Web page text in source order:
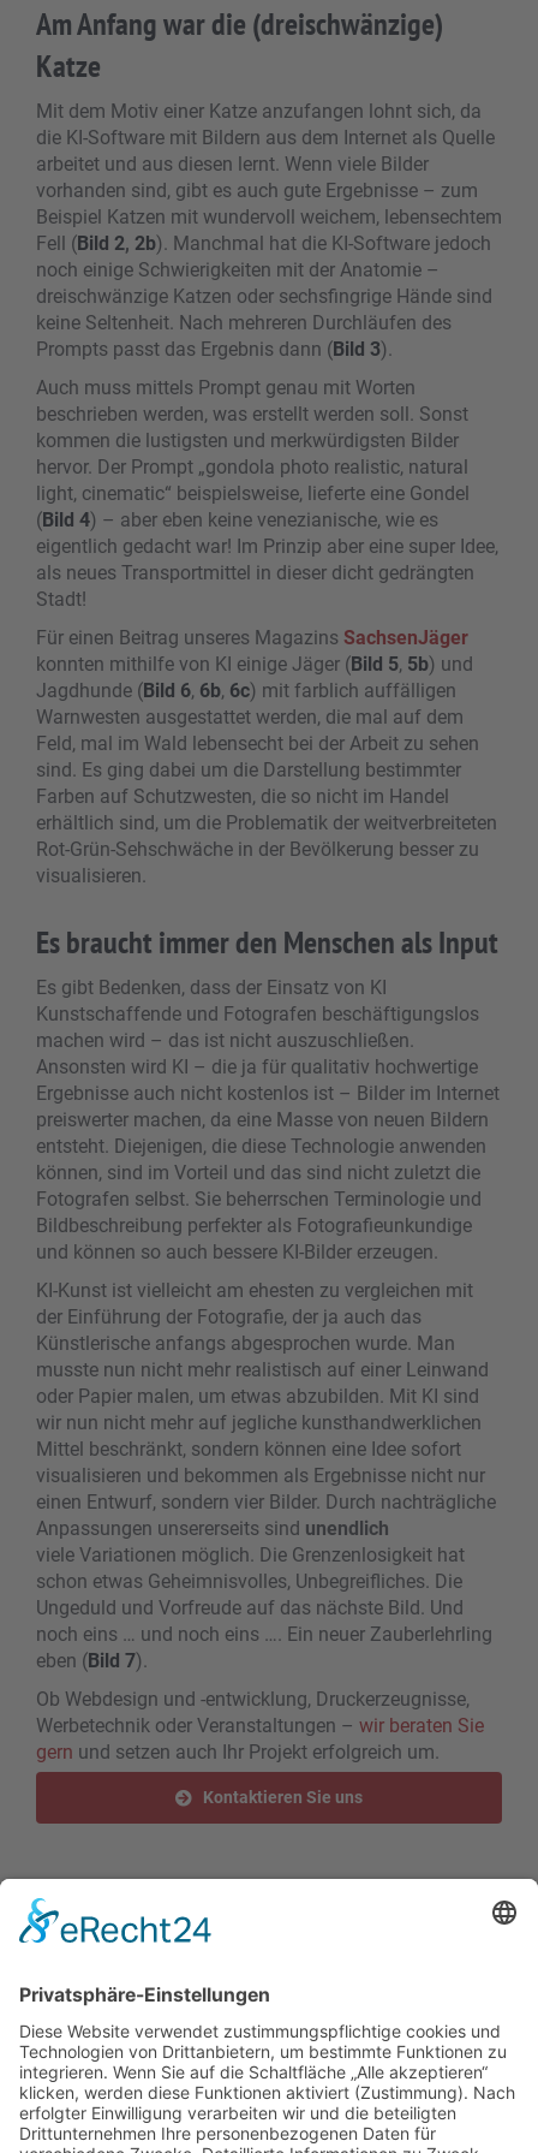
Am Anfang war die (dreischwänzige)
Katze
Mit dem Motiv einer Katze anzufangen lohnt sich, da
die KI-Software mit Bildern aus dem Internet als Quelle
arbeitet und aus diesen lernt. Wenn viele Bilder
vorhanden sind, gibt es auch gute Ergebnisse – zum
Beispiel Katzen mit wundervoll weichem, lebensechtem
Fell (Bild 2, 2b). Manchmal hat die KI-Software jedoch
noch einige Schwierigkeiten mit der Anatomie –
dreischwänzige Katzen oder sechsfingrige Hände sind
keine Seltenheit. Nach mehreren Durchläufen des
Prompts passt das Ergebnis dann (Bild 3).
Auch muss mittels Prompt genau mit Worten
beschrieben werden, was erstellt werden soll. Sonst
kommen die lustigsten und merkwürdigsten Bilder
hervor. Der Prompt „gondola photo realistic, natural
light, cinematic“ beispielsweise, lieferte eine Gondel
(Bild 4) – aber eben keine venezianische, wie es
eigentlich gedacht war! Im Prinzip aber eine super Idee,
als neues Transportmittel in dieser dicht gedrängten
Stadt!
Für einen Beitrag unseres Magazins SachsenJäger
konnten mithilfe von KI einige Jäger (Bild 5, 5b) und
Jagdhunde (Bild 6, 6b, 6c) mit farblich auffälligen
Warnwesten ausgestattet werden, die mal auf dem
Feld, mal im Wald lebensecht bei der Arbeit zu sehen
sind. Es ging dabei um die Darstellung bestimmter
Farben auf Schutzwesten, die so nicht im Handel
erhältlich sind, um die Problematik der weitverbreiteten
Rot-Grün-Sehschwäche in der Bevölkerung besser zu
visualisieren.
Es braucht immer den Menschen als Input
Es gibt Bedenken, dass der Einsatz von KI
Kunstschaffende und Fotografen beschäftigungslos
machen wird – das ist nicht auszuschließen.
Ansonsten wird KI – die ja für qualitativ hochwertige
Ergebnisse auch nicht kostenlos ist – Bilder im Internet
preiswerter machen, da eine Masse von neuen Bildern
entsteht. Diejenigen, die diese Technologie anwenden
können, sind im Vorteil und das sind nicht zuletzt die
Fotografen selbst. Sie beherrschen Terminologie und
Bildbeschreibung perfekter als Fotografieunkundige
und können so auch bessere KI-Bilder erzeugen.
KI-Kunst ist vielleicht am ehesten zu vergleichen mit
der Einführung der Fotografie, der ja auch das
Künstlerische anfangs abgesprochen wurde. Man
musste nun nicht mehr realistisch auf einer Leinwand
oder Papier malen, um etwas abzubilden. Mit KI sind
wir nun nicht mehr auf jegliche kunsthandwerklichen
Mittel beschränkt, sondern können eine Idee sofort
visualisieren und bekommen als Ergebnisse nicht nur
einen Entwurf, sondern vier Bilder. Durch nachträgliche
Anpassungen unsererseits sind unendlich
viele Variationen möglich. Die Grenzenlosigkeit hat
schon etwas Geheimnisvolles, Unbegreifliches. Die
Ungeduld und Vorfreude auf das nächste Bild. Und
noch eins … und noch eins …. Ein neuer Zauberlehrling
eben (Bild 7).
Ob Webdesign und -entwicklung, Druckerzeugnisse,
Werbetechnik oder Veranstaltungen – wir beraten Sie
gern und setzen auch Ihr Projekt erfolgreich um.
Kontaktieren Sie uns
Teilen Sie diesen Artikel!
Facebook
X RedditLinkedIn